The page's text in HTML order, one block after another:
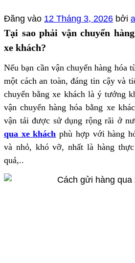
Đăng vào 12 Tháng 3, 2026 bởi
Tại saophải vận chuyển
xe khách?
Nếu bạn cần vận chuyển hàng hóa
một cách an toàn, đáng tin cậy và
chuyển bằng xe khách là ý tưởng
vận chuyển hàng hóa bằng xe
vận tải được sử dụng rộng rãi ở
qua xe khách phù hợp với hàng
và nhỏ, khó vỡ, nhất là hàng
quả,..